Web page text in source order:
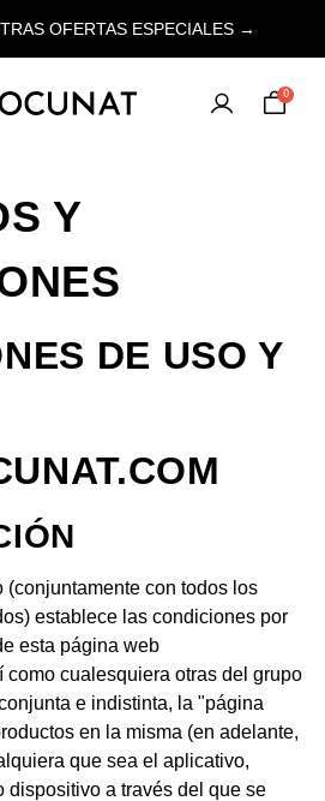
OFERTAS ESPECIALES →
0
Y
DE USO Y
(conjuntamente con todos los
establece las condiciones por
esta página web
como cualesquiera otras del grupo
e indistinta, la "página
en la misma (en adelante,
que sea el aplicativo,
dispositivo a través del que se